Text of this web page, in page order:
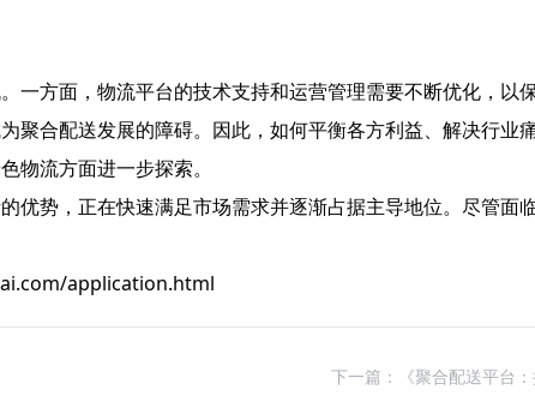
一方面，物流平台的技术支持和运营管理需要不断优化，以
聚合配送发展的障碍。因此，如何平衡各方利益、解决行业
物流方面进一步探索。
优势，正在快速满足市场需求并逐渐占据主导地位。尽管面
application.html
下一篇：《聚合配送平台